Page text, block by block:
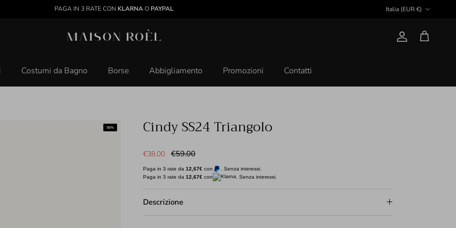
PAGA IN 3 RATE CON KLARNAO PAYPAL Italia (EUR €)
Account
Carrello
Costumi da Bagno Borse Abbigliamento Promozioni Contatti
Cindy SS24 Triangolo
€38.00 €59.00
Paga in 3 rate da 12,67€ con
. Senza interessi.
Paga in 3 rate da 12,67€ con . Senza interessi.
Descrizione